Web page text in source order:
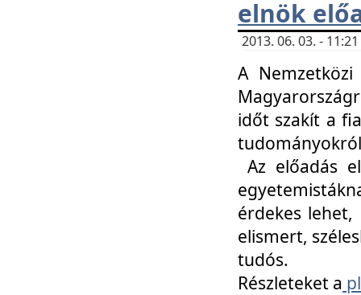
elnök
2013. 06. 03. -
A
időt szakít a
Az előadás
érdekes lehet,
elismert,
tudós.
Részleteket a